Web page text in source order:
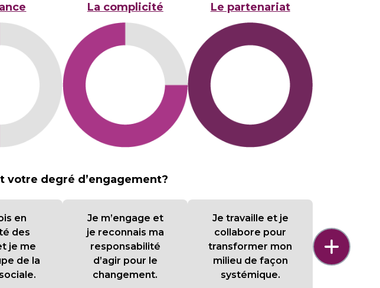
La complicité Le partenariat
votre degré d’engagement?
en
des
je me
de la
Je m’engage et
je reconnais ma
responsabilité
d’agir pour le
changement.
Je travaille et je
collabore pour
transformer mon
milieu de façon
systémique.